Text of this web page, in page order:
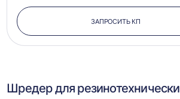
ЗАПРОСИТЬ КП
Шредер для